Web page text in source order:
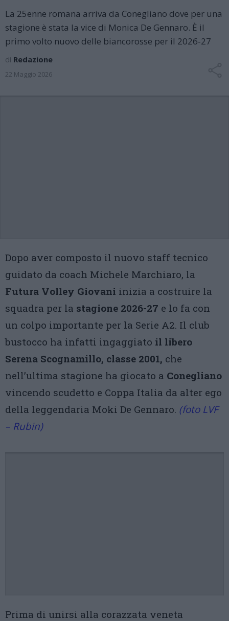
La 25enne romana arriva da Conegliano dove per una
stagione è stata la vice di Monica De Gennaro. È il
primo volto nuovo delle biancorosse per il 2026-27
di Redazione
22 Maggio 2026
Dopo aver composto il nuovo staff tecnico
guidato da coach Michele Marchiaro, la
Futura Volley Giovani inizia a costruire la
squadra per la stagione 2026-27 e lo fa con
un colpo importante per la Serie A2. Il club
bustocco ha infatti ingaggiato il libero
Serena Scognamillo, classe 2001, che
nell’ultima stagione ha giocato a Conegliano
vincendo scudetto e Coppa Italia da alter ego
della leggendaria Moki De Gennaro. (foto LVF
– Rubin)
Prima di unirsi alla corazzata veneta